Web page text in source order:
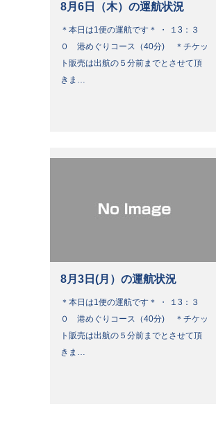
8月6日（木）の運航状況
＊本日は1便の運航です＊ ・ １3：３
０ 港めぐりコース（40分) ＊チケッ
ト販売は出航の５分前までとさせて頂
きま…
8月3日(月）の運航状況
＊本日は1便の運航です＊ ・ １3：３
０ 港めぐりコース（40分) ＊チケッ
ト販売は出航の５分前までとさせて頂
きま…